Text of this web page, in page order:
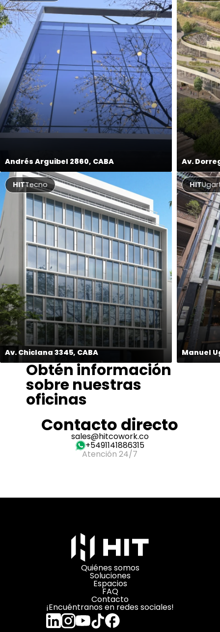
Andrés Arguibel 2860, CABA Av.
HITTecno
Av. Chiclana 3345, CABA
HIT
Manuel
Obtén información
sobre nuestras
oficinas
Contacto directo
sales@hitcowork.co
+5491141886315
Atención 24/7
Quiénes somos
Soluciones
Espacios
FAQ
Contacto
¡Encuéntranos en redes sociales!